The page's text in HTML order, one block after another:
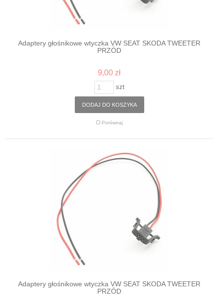
Adaptery głośnikowe wtyczka VW SEAT SKODA TWEETER
PRZÓD
9,00 zł
szt
DODAJ DO KOSZYKA
Porównaj
Adaptery głośnikowe wtyczka VW SEAT SKODA TWEETER
PRZÓD